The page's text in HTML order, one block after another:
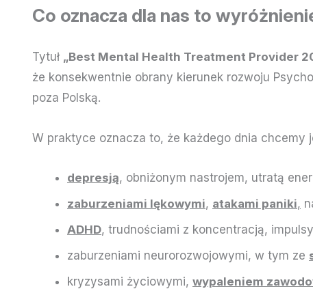
Co oznacza dla nas to
Tytuł „Best Mental Health Treatment Provider
że konsekwentnie obrany kierunek rozwoju
poza Polską.
W praktyce oznacza to, że każdego dnia chcemy
depresją, obniżonym nastrojem, utratą
zaburzeniami lękowymi, atakami paniki,
ADHD, trudnościami z koncentracją,
zaburzeniami neurorozwojowymi, w tym ze
kryzysami życiowymi, wypaleniem